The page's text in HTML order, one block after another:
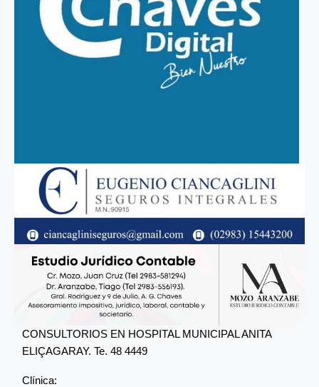
CONSULTORIOS EN HOSPITAL MUNICIPAL ANITA
ELIÇAGARAY. Te. 48 4449
Clínica: